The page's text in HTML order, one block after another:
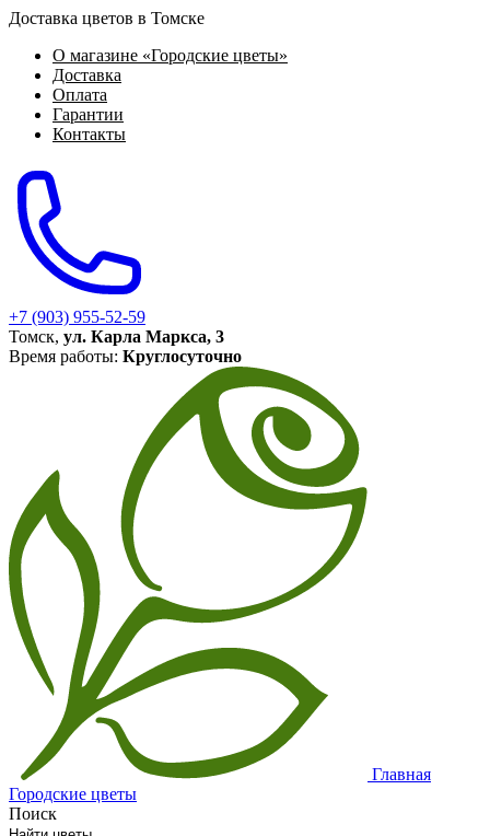
Доставка цветов в Томске
О магазине «Городские цветы»
Доставка
Оплата
Гарантии
Контакты
+7 (903) 955-52-59
Томск, ул. Карла Маркса, 3
Время работы: Круглосуточно
Главная
Городские цветы
Поиск